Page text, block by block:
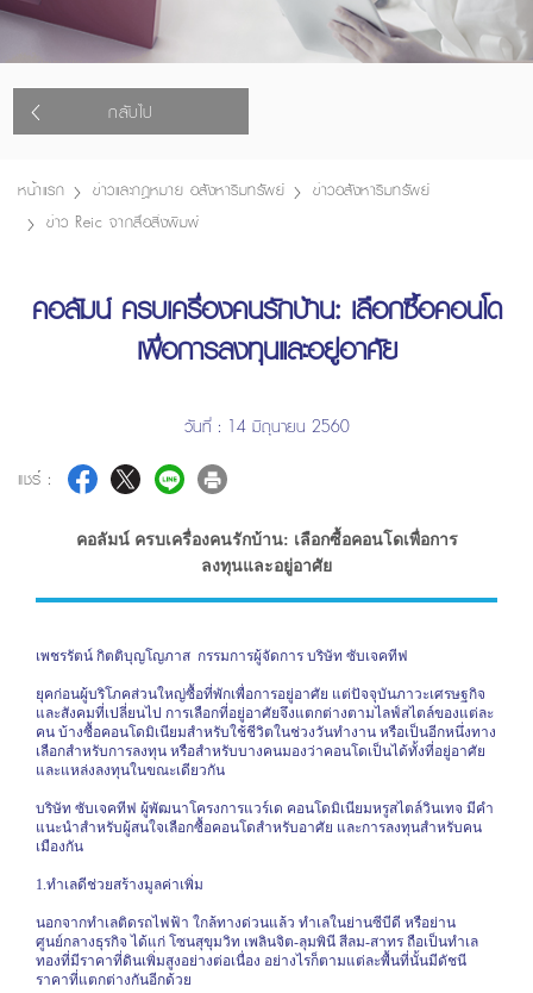
กลับไป
หน้าแรก ข่าวและกฎหมาย อสังหาริมทรัพย์
ข่าวอสังหาริมทรัพย์
ข่าว Reic จากสื่อสิ่งพิมพ์
คอลัมน์ ครบเครื่องคนรักบ้าน: เลือกซื้อคอนโด
เพื่อการลงทุนและอยู่อาศัย
วันที่ : 14 มิถุนายน 2560
แชร์ :
คอลัมน์ ครบเครื่องคนรักบ้าน: เลือกซื้อคอนโดเพื่อการ
ลงทุนและอยู่อาศัย
เพชรรัตน์ กิตติบุญโญภาส กรรมการผู้จัดการ บริษัท ซับเจคทีฟ
ยุคก่อนผู้บริโภคส่วนใหญ่ซื้อที่พักเพื่อการอยู่อาศัย แต่ปัจจุบันภาวะเศรษฐกิจ
และสังคมที่เปลี่ยนไป การเลือกที่อยู่อาศัยจึงแตกต่างตามไลฟ์สไตล์ของแต่ละ
คน บ้างซื้อคอนโดมิเนียมสำหรับใช้ชีวิตในช่วงวันทำงาน หรือเป็นอีกหนึ่งทาง
เลือกสำหรับการลงทุน หรือสำหรับบางคนมองว่าคอนโดเป็นได้ทั้งที่อยู่อาศัย
และแหล่งลงทุนในขณะเดียวกัน
บริษัท ซับเจคทีฟ ผู้พัฒนาโครงการแวร์เด คอนโดมิเนียมหรูสไตล์วินเทจ มีคำ
แนะนำสำหรับผู้สนใจเลือกซื้อคอนโดสำหรับอาศัย และการลงทุนสำหรับคน
เมืองกัน
1.ทำเลดีช่วยสร้างมูลค่าเพิ่ม
นอกจากทำเลติดรถไฟฟ้า ใกล้ทางด่วนแล้ว ทำเลในย่านซีบีดี หรือย่าน
ศูนย์กลางธุรกิจ ได้แก่ โซนสุขุมวิท เพลินจิต-ลุมพินี สีลม-สาทร ถือเป็นทำเล
ทองที่มีราคาที่ดินเพิ่มสูงอย่างต่อเนื่อง อย่างไรก็ตามแต่ละพื้นที่นั้นมีดัชนี
ราคาที่แตกต่างกันอีกด้วย